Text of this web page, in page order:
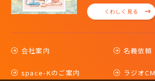
くわしく見る
会社案内 名義依頼
space-Kのご案内 ラジオCM